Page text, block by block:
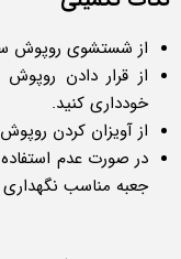
از شستشوی روپوش
از قرار دادن
خودداری کنید.
از آویزان کردن
در صورت عدم
جعبه مناسب نگهداری